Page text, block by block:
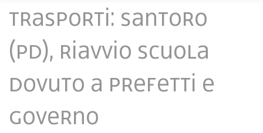
Trasporti: Santoro
(Pd), riavvio scuola
dovuto a prefetti e
Governo